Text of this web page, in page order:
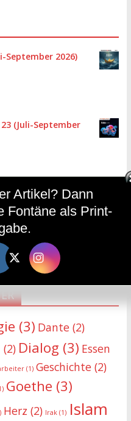
September 2026)
(Juli-September
Juni 2026)
(3) Dante(2)
(2) Dialog (3) Essen
(1) Geschichte(2)
Goethe (3)
Herz (2) Irak(1) Islam
Artikel? Dann
Fontäne als Print-